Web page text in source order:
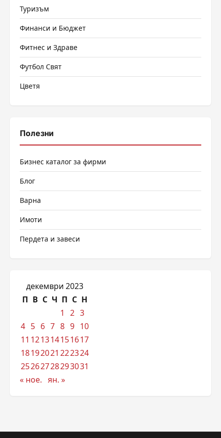
Туризъм
Финанси и Бюджет
Фитнес и Здраве
Футбол Свят
Цветя
Полезни
Бизнес каталог за фирми
Блог
Варна
Имоти
Пердета и завеси
декември 2023
П В С Ч П С Н
1
2 3
4 5 6 7 8 9 10
11 121314151617
18192021 222324
25262728293031
« ное. ян. »